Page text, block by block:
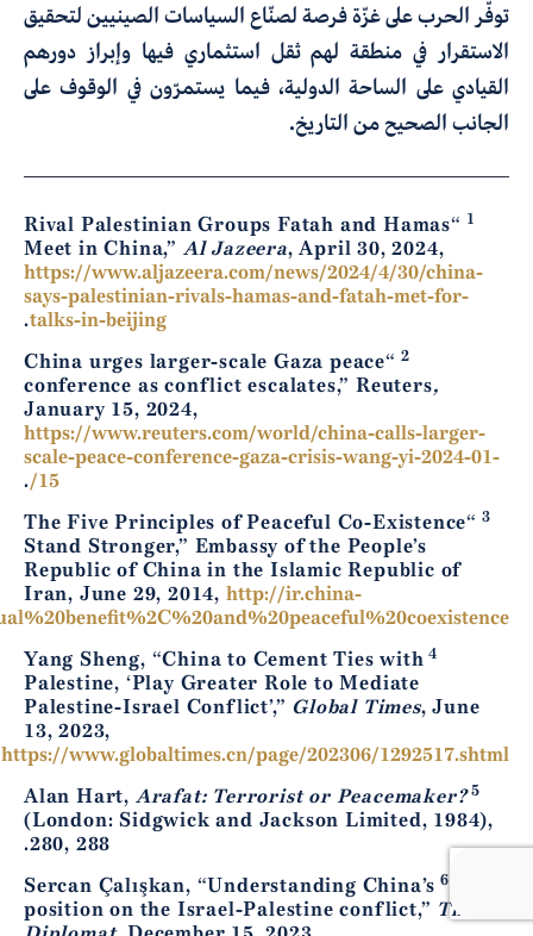
توفّر الحرب على غزّة فرصة لصنّاع السياسات الصينيين لتحقيق
الاستقرار في منطقة لهم ثقل استثماري فيها وإبراز دورهم
القيادي على الساحة الدولية، فيما يستمرّون في الوقوف على
الجانب الصحيح من التاريخ.
1
“Rival Palestinian Groups Fatah and Hamas
Meet in China,” Al Jazeera, April 30, 2024,
https://www.aljazeera.com/news/2024/4/30/china-
says-palestinian-rivals-hamas-and-fatah-met-for-
talks-in-beijing
.
2
“China urges larger-scale Gaza peace
conference as conflict escalates,” Reuters,
January 15, 2024,
https://www.reuters.com/world/china-calls-larger-
scale-peace-conference-gaza-crisis-wang-yi-2024-01-
15/
.
3
“The Five Principles of Peaceful Co-Existence
Stand Stronger,” Embassy of the People’s
Republic of China in the Islamic Republic of
Iran, June 29, 2014, http://ir.china-
4
Yang Sheng, “China to Cement Ties with
Palestine, ‘Play Greater Role to Mediate
Palestine-Israel Conflict’,” Global Times, June
13, 2023,
https://www.globaltimes.cn/page/202306/1292517.shtml
5
Alan Hart, Arafat: Terrorist or Peacemaker?
(London: Sidgwick and Jackson Limited, 1984),
280, 288.
6
Sercan Çalışkan, “Understanding China’s
position on the Israel-Palestine conflict,” The